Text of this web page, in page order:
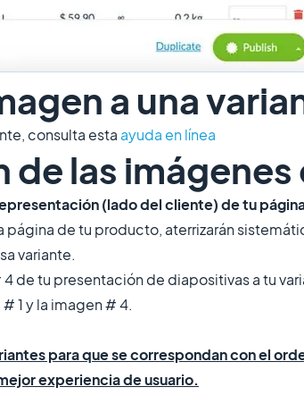
a una
consulta esta ayuda en línea
de las
(lado del cliente) de tu
página de tu producto, aterrizarán
variante.
de tu presentación de diapositivas a tu
1 y la imagen # 4.
para que se correspondan con el
experiencia de usuario.